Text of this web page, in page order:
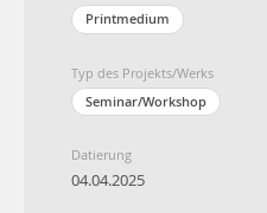
Printmedium
Typ des Projekts/Werks
Seminar/Workshop
Datierung
04.04.2025